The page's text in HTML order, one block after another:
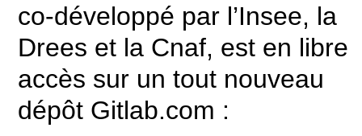
co-développé par l’Insee, la
Drees et la Cnaf, est en libre
accès sur un tout nouveau
dépôt Gitlab.com :